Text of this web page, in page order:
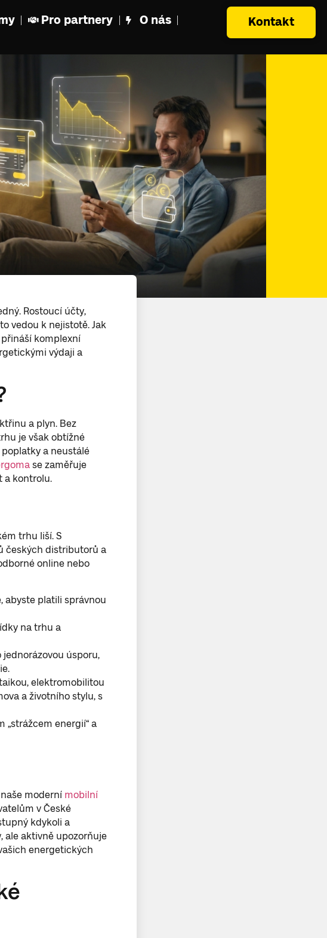
Pro partnery
O nás
Kontakt
Rostoucí účty,
vedou k nejistotě. Jak
komplexní
výdaji a
a plyn. Bez
je však obtížné
a neustálé
se zaměřuje
a kontrolu.
trhu liší. S
českých distributorů a
online nebo
abyste platili správnou
na trhu a
úsporu,
elektromobilitou
a životního stylu, s
„strážcem energií“ a
moderní mobilní
v České
kdykoli a
ale aktivně upozorňuje
energetických